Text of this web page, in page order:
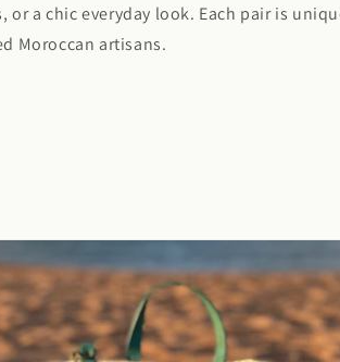
or a chic everyday look. Each pair is
Moroccan artisans.